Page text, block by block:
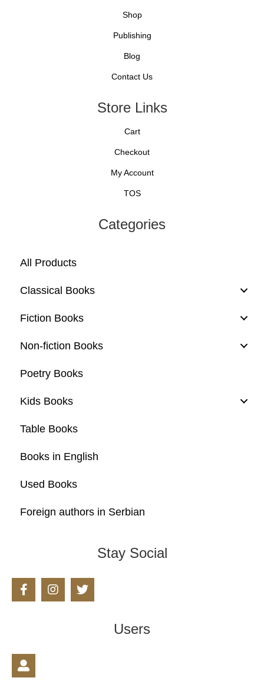
Shop
Publishing
Blog
Contact Us
Store Links
Cart
Checkout
My Account
TOS
Categories
All Products
Classical Books
Fiction Books
Non-fiction Books
Poetry Books
Kids Books
Table Books
Books in English
Used Books
Foreign authors in Serbian
Stay Social
Users